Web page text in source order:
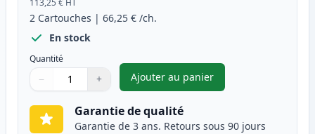
113,25 € HT
2 Cartouches | 66,25 € /ch.
En stock
Quantité
Quantité
Utilisez les boutons pour ajuster
− +
Quantité
Ajouter au panier
,Pack de 2 Canon CRG 719
Garantie de qualité
Garantie de 3 ans. Retours sous 90 jours